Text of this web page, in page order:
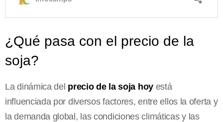
¿Qué pasa con el precio de la
soja?
La dinámica del precio de la soja hoyestá
influenciada por diversos factores, entre ellos la oferta y
la demanda global, las condiciones climáticas y las